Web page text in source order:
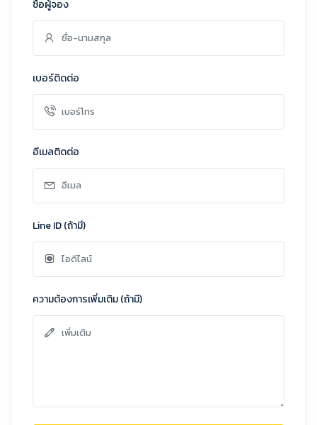
ชื่อผู้จอง
เบอร์ติดต่อ
อีเมลติดต่อ
Line ID (ถ้ามี)
ความต้องการเพิ่มเติม (ถ้ามี)